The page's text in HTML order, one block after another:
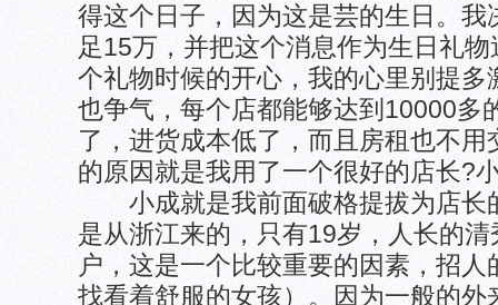
得这个日子，因为这是芸的生日。我
足15万，并把这个消息作为生日礼
个礼物时候的开心，我的心里别提多
也争气，每个店都能够达到10000多
了，进货成本低了，而且房租也不
的原因就是我用了一个很好的店长?
小成就是我前面破格提拔为店长
是从浙江来的，只有19岁，人长的
户，这是一个比较重要的因素，招
找看着舒服的女孩）。因为一般的外